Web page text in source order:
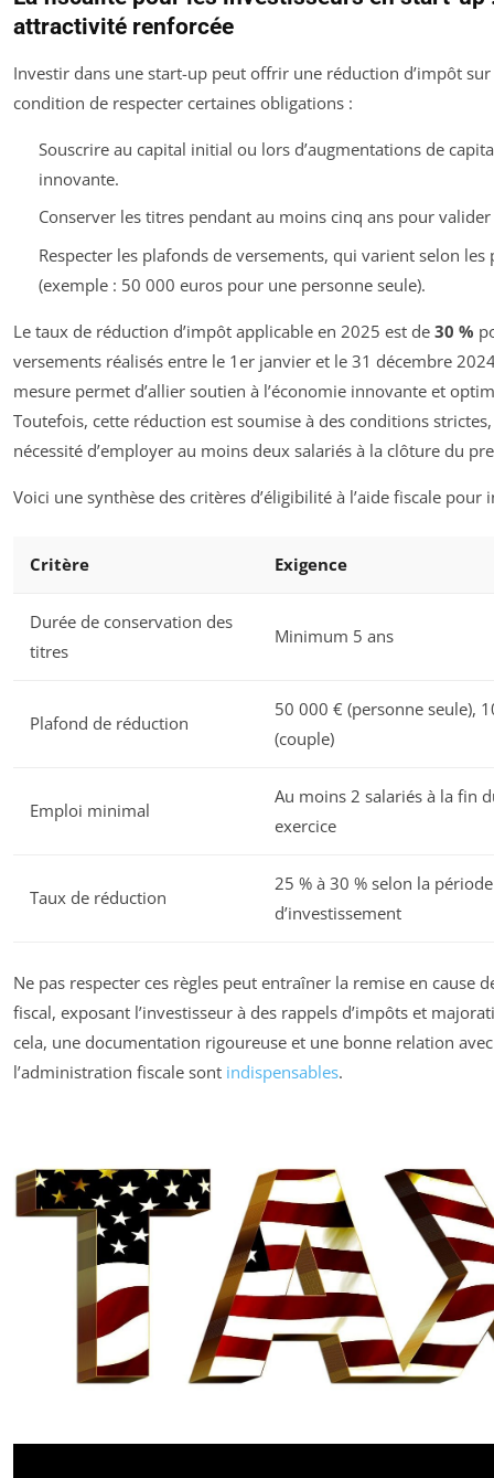
attractivité renforcée
Investir dans une start-up peut offrir une réduction d’impôt
condition de respecter certaines obligations :
Souscrire au capital initial ou lors d’augmentations de
innovante.
Conserver les titres pendant au moins cinq ans pour
Respecter les plafonds de versements, qui varient selon les
(exemple : 50 000 euros pour une personne seule).
Le taux de réduction d’impôt applicable en 2025 est de 30 %
versements réalisés entre le 1er janvier et le 31 décembre
mesure permet d’allier soutien à l’économie innovante et
Toutefois, cette réduction est soumise à des conditions
nécessité d’employer au moins deux salariés à la clôture du
Voici une synthèse des critères d’éligibilité à l’aide fiscale pour
Critère Exigence
Durée de conservation des
titres
Minimum 5 ans
Plafond de réduction
50 000 € (personne seule),
(couple)
Emploi minimal
Au moins 2 salariés à la fin
exercice
Taux de réduction
25 % à 30 % selon la période
d’investissement
Ne pas respecter ces règles peut entraîner la remise en cause
fiscal, exposant l’investisseur à des rappels d’impôts et
cela, une documentation rigoureuse et une bonne relation avec
l’administration fiscale sont indispensables.